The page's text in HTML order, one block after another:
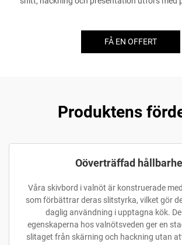
FÅ EN OFFERT
Produktens
Oöverträffad
Våra skivbord i valnöt är konstruerade
som förbättrar deras slitstyrka, vilket gör
daglig användning i upptagna kök.
egenskaperna hos valnötsveden ger en
slitaget från skärning och hackning utan